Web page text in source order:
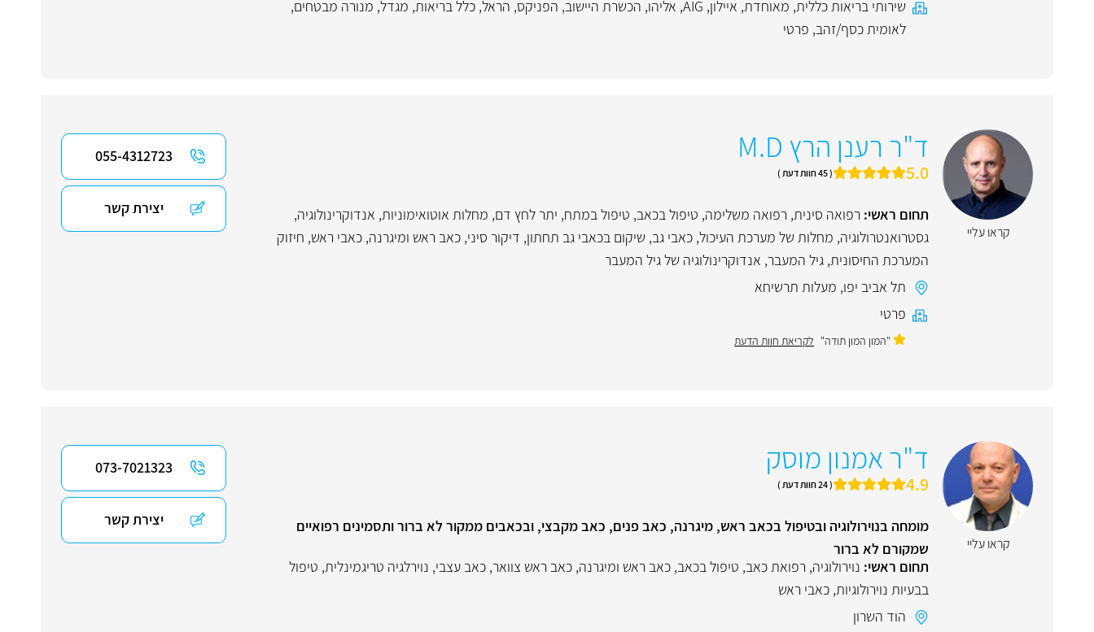
שירותי בריאות כללית, מאוחדת, איילון,
AIG
, אליהו, הכשרת היישוב, הפניקס, הראל, כלל בריאות, מגדל, מנורה מבטחים,
לאומית כסף/זהב, פרטי
קראו עליי
ד"ר רענן הרץ M.D
5.0 ( 45 חוות דעת )
תחום ראשי: רפואה סינית, רפואה משלימה, טיפול בכאב, טיפול במתח, יתר לחץ דם, מחלות אוטואימוניות, אנדוקרינולוגיה,
גסטרואנטרולוגיה, מחלות של מערכת העיכול, כאבי גב, שיקום בכאבי גב תחתון, דיקור סיני, כאב ראש ומיגרנה, כאבי ראש, חיזוק
המערכת החיסונית, גיל המעבר, אנדוקרינולוגיה של גיל המעבר
תל אביב יפו, מעלות תרשיחא
פרטי
"המון המון תודה" לקריאת חוות הדעת
055-4312723
יצירת קשר
קראו עליי
ד"ר אמנון מוסק
4.9 ( 24 חוות דעת )
מומחה בנוירולוגיה ובטיפול בכאב ראש, מיגרנה, כאב פנים, כאב מקבצי, ובכאבים ממקור לא ברור ותסמינים רפואיים
שמקורם לא ברור
תחום ראשי: נוירולוגיה, רפואת כאב, טיפול בכאב, כאב ראש ומיגרנה, כאב ראש צוואר, כאב עצבי, נוירלגיה טריגמינלית, טיפול
בבעיות נוירולוגיות, כאבי ראש
הוד השרון
073-7021323
יצירת קשר